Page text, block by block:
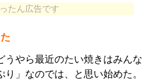
たん広告です
うやら最近のたい焼きはみんな
り」なのでは、と思い始めた。